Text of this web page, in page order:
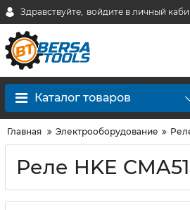
Здравствуйте, войдите в личный
Каталог товаров
Главная Электрооборудование
Реле HKE